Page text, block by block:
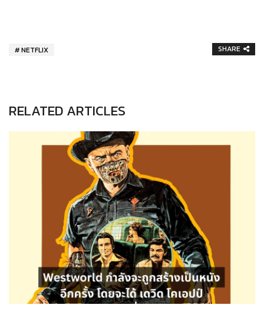
NETFLIX SHARE
RELATED ARTICLES